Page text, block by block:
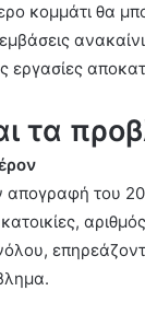
κομμάτι θα
εργασίες
τα
του